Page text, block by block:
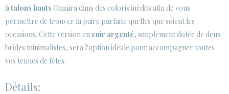
ESPACE CLIENTS B2B
SECURE WEB SSL CERTIFICATE © 2026 PURA LOPEZ
à talons hauts Omaira dans des coloris inédits afin de vous
permettre de trouver la paire parfaite quelles que soient les
occasions. Cette version en cuir argenté, simplement dotée de deux
brides minimalistes, sera l'option idéale pour accompagner toutes
vos tenues de fêtes.
Détails: